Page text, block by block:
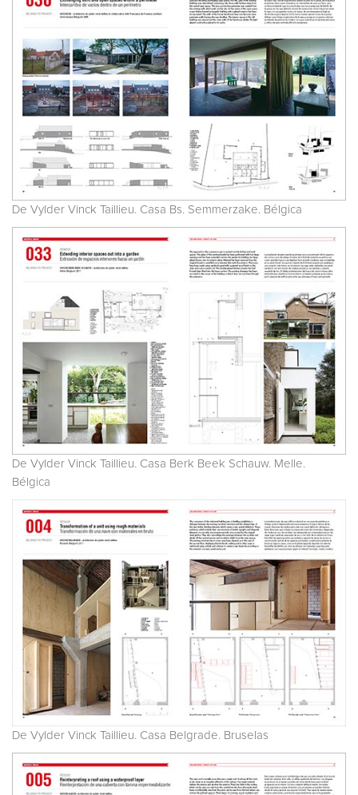
De Vylder Vinck Taillieu. Casa Bs. Semmerzake. Bélgica
De Vylder Vinck Taillieu. Casa Berk Beek Schauw. Melle.
Bélgica
De Vylder Vinck Taillieu. Casa Belgrade. Bruselas